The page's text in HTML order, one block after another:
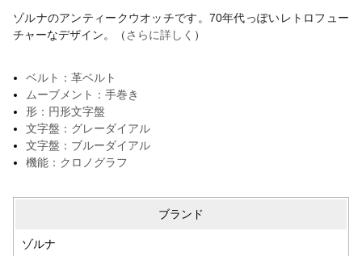
ゾルナのアンティークウオッチです。70年代っぽいレトロフュー
チャーなデザイン。（ さらに詳しく ）
ベルト：革ベルト
ムーブメント：手巻き
形：円形文字盤
文字盤：グレーダイアル
文字盤：ブルーダイアル
機能：クロノグラフ
ブランド
ゾルナ